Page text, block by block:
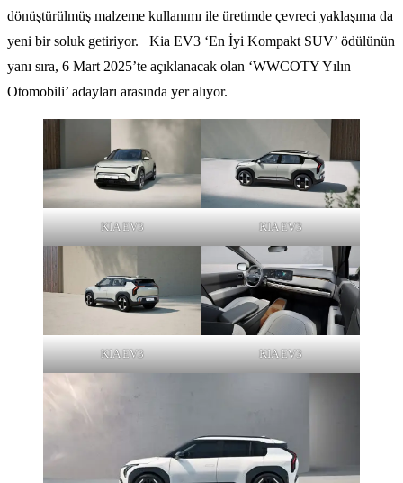
dönüştürülmüş malzeme kullanımı ile üretimde çevreci yaklaşıma da
yeni bir soluk getiriyor. Kia EV3 ‘En İyi Kompakt SUV’ ödülünün
yanı sıra, 6 Mart 2025’te açıklanacak olan ‘WWCOTY Yılın
Otomobili’ adayları arasında yer alıyor.
KIA EV3 KIA EV3
KIA EV3 KIA EV3